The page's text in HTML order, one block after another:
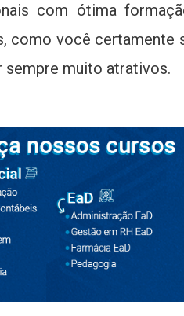
com ótima
como você certamente
sempre muito atrativos.